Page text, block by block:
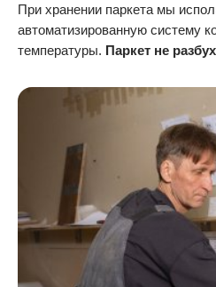
При хранении паркета мы
автоматизированную систему
температуры. Паркет не